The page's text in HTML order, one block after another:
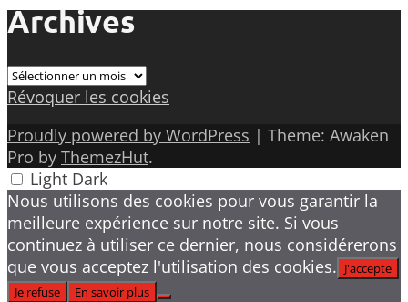
Archives
Archives
Révoquer les cookies
Proudly powered by WordPress | Theme: Awaken
Pro by ThemezHut.
Light Dark
Nous utilisons des cookies pour vous garantir la
meilleure expérience sur notre site. Si vous
continuez à utiliser ce dernier, nous considérerons
que vous acceptez l'utilisation des cookies. J'accepte
Je refuse
En savoir plus